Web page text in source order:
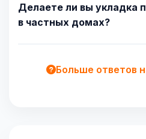
Делаете ли вы укладка
в частных домах?
Больше ответов